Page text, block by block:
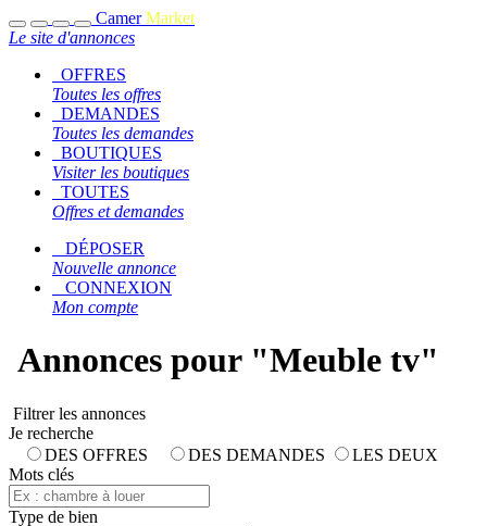
CamerMarket
Le site d'annonces
OFFRES
Toutes les offres
DEMANDES
Toutes les demandes
BOUTIQUES
Visiter les boutiques
TOUTES
Offres et demandes
DÉPOSER
Nouvelle annonce
CONNEXION
Mon compte
Annonces pour "Meuble tv"
Filtrer les annonces
Je recherche
DES OFFRES
DES DEMANDES
LES DEUX
Mots clés
Type de bien